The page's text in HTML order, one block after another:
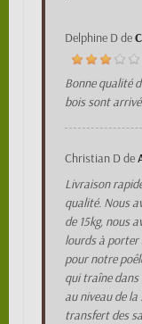
Delphine Dde
Bonne qualité
bois sont
Christian Dde
Livraison
qualité. Nous
de 15kg, nous
lourds à porter
pour notre
qui traîne dans
au niveau de
transfert des